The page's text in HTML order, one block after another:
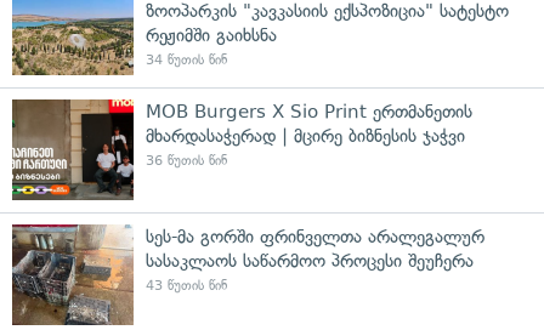
ზოოპარკის "კავკასიის ექსპოზიცია" სატესტო
რეჟიმში გაიხსნა
34 წუთის წინ
MOB Burgers X Sio Print ერთმანეთის
მხარდასაჭერად | მცირე ბიზნესის ჯაჭვი
36 წუთის წინ
სეს-მა გორში ფრინველთა არალეგალურ
სასაკლაოს საწარმოო პროცესი შეუჩერა
43 წუთის წინ